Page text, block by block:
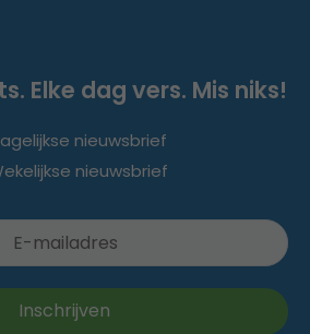
Elke dag vers. Mis niks!
nieuwsbrief
nieuwsbrief